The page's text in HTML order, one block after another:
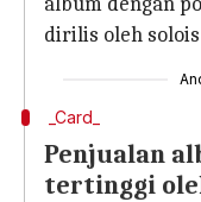
dirilis oleh
_Card_
Penjualan
tertinggi